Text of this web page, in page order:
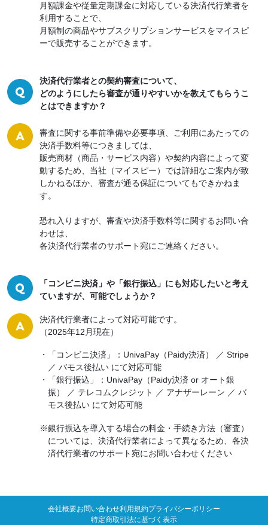
月額課金や従量定期課金に対応している決済代行業者を
利用することで、
月額制の商品やサブスクリプションサービスをマイスピ
ーで販売することができます。
決済代行業者との契約審査について、
どのようにしたら審査が通りやすいかを教えてもらうこ
とはできますか？
審査に関する事前準備や必要事項、ご利用にあたっての
決済手数料等につきましては、
販売商材（商品・サービス内容）や契約内容によって変
動するため、 当社（マイスピー）では詳細なご案内が致
しかねるほか、審査が通る保証についてもできかねま
す。
恐れ入りますが、審査や決済手数料等に関するお問い合
わせは、
各決済代行業者のサポート宛にご連絡ください。
「コンビニ決済」や「銀行振込」にも対応したいと考え
ていますが、可能でしょうか？
決済代行業者によって対応可能です。
（2025年12月現在）
・「コンビニ決済」：UnivaPay（Paidy決済） ／ Stripe
／ バモス後払い にて対応可能
・「銀行振込」：UnivaPay（Paidy決済 or オート銀
振） ／ テレコムクレジット ／ アナザーレーン ／ バ
モス後払い にて対応可能
※銀行振込を導入する場合の料金・手続き方法（審査）
については、決済代行業者によって異なるため、 各決
済代行業者のサポート宛にお問い合わせください
会社概要お問い合わせ利用規約プライバシーポリシー
特定商取引法に基づく表示